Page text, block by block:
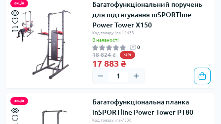
акція
Багатофункціональний поручень
для підтягування inSPORTline
Power Tower X150
Код товару: ins-12433
В наявності
0
18 824 ₴ -5%
17 883 ₴
акція
Багатофункціональна планка
inSPORTline Power Tower PT80
Код товару: ins-7536